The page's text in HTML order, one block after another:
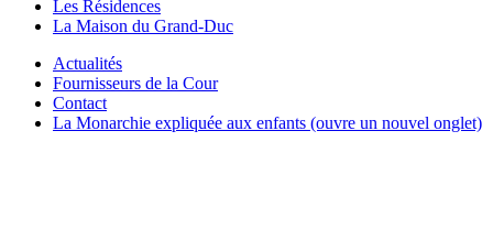
Les Résidences
La Maison du Grand-Duc
Actualités
Fournisseurs de la Cour
Contact
La Monarchie expliquée aux enfants (ouvre un nouvel onglet)